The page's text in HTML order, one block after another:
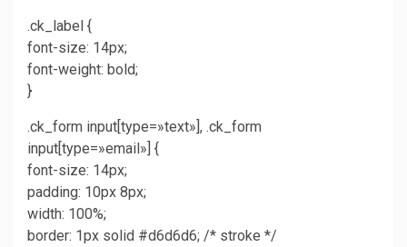
.ck_label {
font-size: 14px;
font-weight: bold;
}
.ck_form input[type=»text»], .ck_form
input[type=»email»] {
font-size: 14px;
padding: 10px 8px;
width: 100%;
border: 1px solid #d6d6d6; /* stroke */